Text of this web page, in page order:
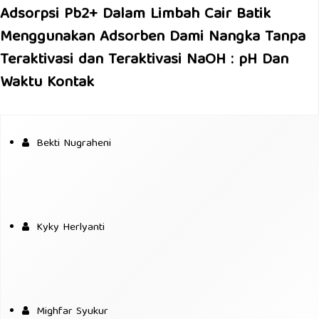
Adsorpsi Pb2+ Dalam Limbah Cair Batik
Menggunakan Adsorben Dami Nangka Tanpa
Teraktivasi dan Teraktivasi NaOH : pH Dan
Waktu Kontak
Bekti Nugraheni
Kyky Herlyanti
Mighfar Syukur